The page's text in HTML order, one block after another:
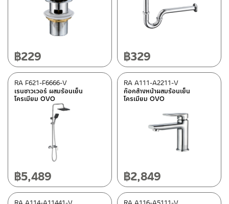
฿229 ฿329
เรนชาวเวอร์ ผสมร้อนเย็น
โครเมียม OVO
RA F621-F6666-V
฿5,489
ก๊อกล้างหน้าผสมร้อนเย็น
โครเมียม OVO
RA A111-A2211-V
฿2,849